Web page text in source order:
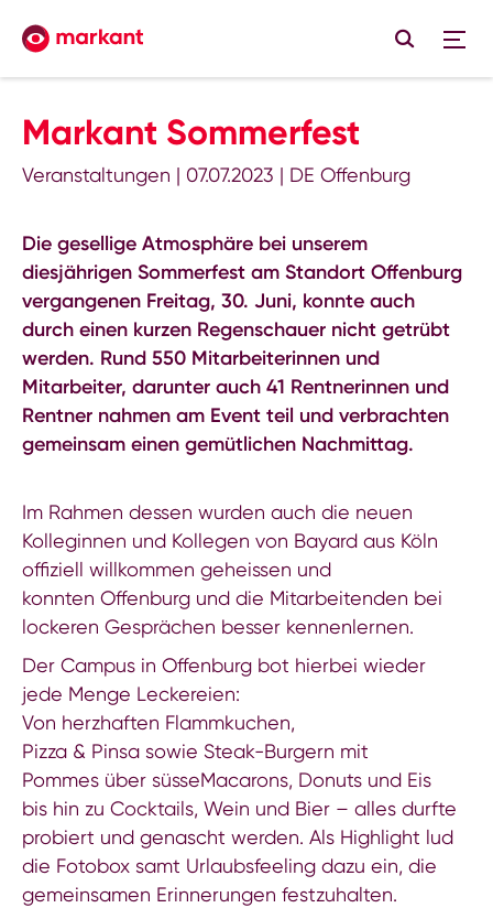
Markant Sommerfest
Veranstaltungen | 07.07.2023 | DE Offenburg
Die gesellige Atmosphäre bei unserem
diesjährigen Sommerfest am Standort Offenburg
vergangenen Freitag, 30. Juni, konnte auch
durch einen kurzen Regenschauer nicht getrübt
werden. Rund 550 Mitarbeiterinnen und
Mitarbeiter, darunter auch 41 Rentnerinnen und
Rentner nahmen am Event teil und verbrachten
gemeinsam einen gemütlichen Nachmittag.
Im Rahmen dessen wurden auch die neuen
Kolleginnen und Kollegen von Bayard aus Köln
offiziell willkommen geheissen und
konnten Offenburg und die Mitarbeitenden bei
lockeren Gesprächen besser kennenlernen.
Der Campus in Offenburg bot hierbei wieder
jede Menge Leckereien:
Von herzhaften Flammkuchen,
Pizza & Pinsa sowie Steak-Burgern mit
Pommes über süsseMacarons, Donuts und Eis
bis hin zu Cocktails, Wein und Bier – alles durfte
probiert und genascht werden. Als Highlight lud
die Fotobox samt Urlaubsfeeling dazu ein, die
gemeinsamen Erinnerungen festzuhalten.